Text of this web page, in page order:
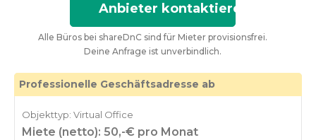
Anbieter kontaktieren
Alle Büros bei shareDnC sind für Mieter provisionsfrei.
Deine Anfrage ist unverbindlich.
Professionelle Geschäftsadresse ab
Objekttyp: Virtual Office
Miete (netto): 50,-€ pro Monat